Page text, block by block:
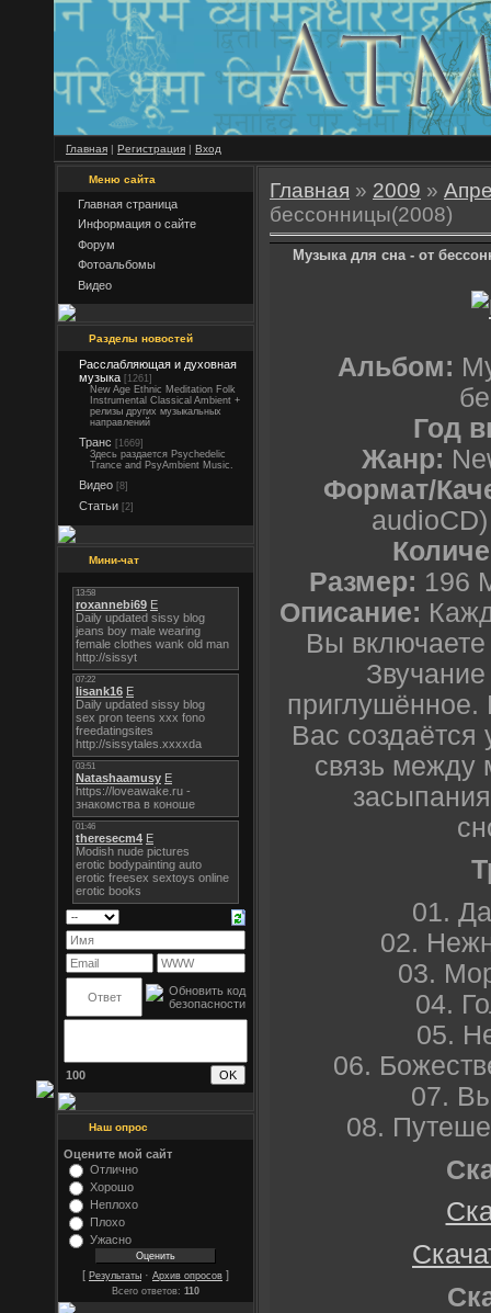
Главная | Регистрация | Вход
Меню сайта
Главная страница
Информация о сайте
Форум
Фотоальбомы
Видео
Разделы новостей
Расслабляющая и духовная
музыка [1261]
New Age Ethnic Meditation Folk
Instrumental Classical Ambient +
релизы других музыкальных
направлений
Транс [1669]
Здесь раздается Psychedelic
Trance and PsyAmbient Music.
Видео [8]
Статьи [2]
Мини-чат
100
Наш опрос
Оцените мой сайт
Отлично
Хорошо
Неплохо
Плохо
Ужасно
[ Результаты · Архив опросов ]
Всего ответов: 110
Главная » 2009 »
бессонницы(2008)
Музыка для сна - от
Альбом:
Год
Жанр:
Формат/
Размер: 196
Описание:
Вы включаете
Вас создаётся
связь между
01.
02.
03.
04.
05.
06.
07.
08.